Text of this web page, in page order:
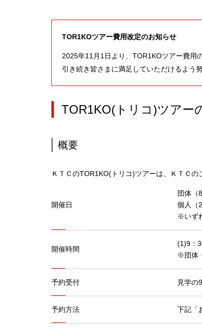
TOR1KOツアー費用改定のお知らせ
2025年11月1日より、TOR1KOツアー費用
引き続き皆さまに満足していただけるよう
TOR1KO(トリコ)ツアー
概要
ＫＴＣのTOR1KO(トリコ)ツアーは、ＫＴＣ
開催日
団体（
個人（
※いず
開催時間
(1)9：
※団体
予約受付 見学の
予約方法 下記「